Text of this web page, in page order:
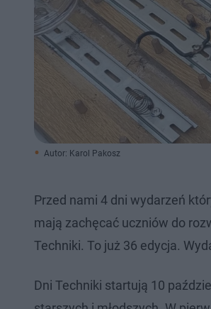
Autor: Karol Pakosz
Przed nami 4 dni wydarzeń
mają zachęcać uczniów do
Techniki. To już 36 edycja.
Dni Techniki startują 10